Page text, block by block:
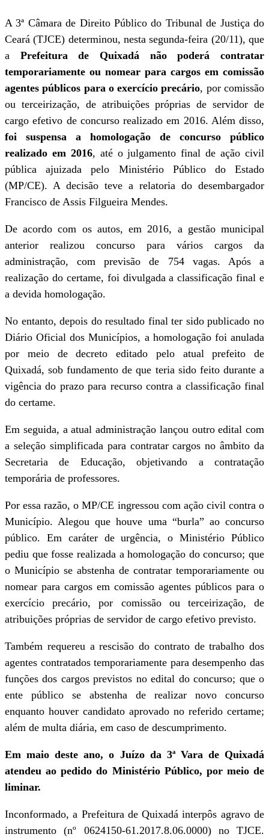
A 3ª Câmara de Direito Público do Tribunal de Justiça do
Ceará (TJCE) determinou, nesta segunda-feira (20/11), que
a Prefeitura de Quixadá não poderá contratar
temporariamente ou nomear para cargos em comissão
agentes públicos para o exercício precário, por comissão
ou terceirização, de atribuições próprias de servidor de
cargo efetivo de concurso realizado em 2016. Além disso,
foi suspensa a homologação de concurso público
realizado em 2016, até o julgamento final de ação civil
pública ajuizada pelo Ministério Público do Estado
(MP/CE). A decisão teve a relatoria do desembargador
Francisco de Assis Filgueira Mendes.
De acordo com os autos, em 2016, a gestão municipal
anterior realizou concurso para vários cargos da
administração, com previsão de 754 vagas. Após a
realização do certame, foi divulgada a classificação final e
a devida homologação.
No entanto, depois do resultado final ter sido publicado no
Diário Oficial dos Municípios, a homologação foi anulada
por meio de decreto editado pelo atual prefeito de
Quixadá, sob fundamento de que teria sido feito durante a
vigência do prazo para recurso contra a classificação final
do certame.
Em seguida, a atual administração lançou outro edital com
a seleção simplificada para contratar cargos no âmbito da
Secretaria de Educação, objetivando a contratação
temporária de professores.
Por essa razão, o MP/CE ingressou com ação civil contra o
Município. Alegou que houve uma “burla” ao concurso
público. Em caráter de urgência, o Ministério Público
pediu que fosse realizada a homologação do concurso; que
o Município se abstenha de contratar temporariamente ou
nomear para cargos em comissão agentes públicos para o
exercício precário, por comissão ou terceirização, de
atribuições próprias de servidor de cargo efetivo previsto.
Também requereu a rescisão do contrato de trabalho dos
agentes contratados temporariamente para desempenho das
funções dos cargos previstos no edital do concurso; que o
ente público se abstenha de realizar novo concurso
enquanto houver candidato aprovado no referido certame;
além de multa diária, em caso de descumprimento.
Em maio deste ano, o Juízo da 3ª Vara de Quixadá
atendeu ao pedido do Ministério Público, por meio de
liminar.
Inconformado, a Prefeitura de Quixadá interpôs agravo de
instrumento (nº 0624150-61.2017.8.06.0000) no TJCE.